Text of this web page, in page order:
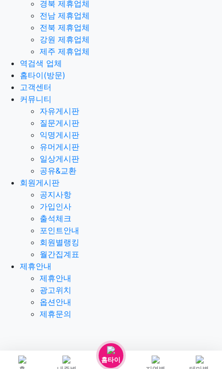
홈타이
경북 제휴업체
전남 제휴업체
전북 제휴업체
강원 제휴업체
제주 제휴업체
역검색 업체
홈타이(방문)
고객센터
커뮤니티
자유게시판
질문게시판
익명게시판
유머게시판
일상게시판
공유&교환
회원게시판
공지사항
가입인사
출석체크
포인트안내
회원별랭킹
월간집계표
제휴안내
제휴안내
광고위치
옵션안내
제휴문의